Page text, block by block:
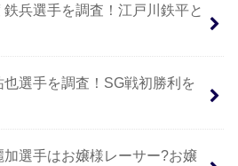
兵選手を調査！江戸川鉄平と
選手を調査！SG戦初勝利を
選手はお嬢様レーサー?お嬢